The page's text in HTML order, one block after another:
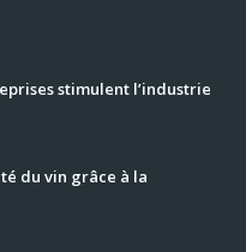
stimulent l’industrie
du vin grâce à la